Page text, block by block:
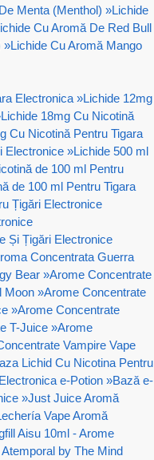
Menta (Menthol) »Lichide
Cu Aromă De Red Bull
»Lichide Cu Aromă Mango
Electronica »Lichide 12mg
Lichide 18mg Cu Nicotină
Cu Nicotină Pentru Tigara
Electronice »Lichide 500 ml
de 100 ml Pentru
de 100 ml Pentru Tigara
Țigări Electronice
Și Țigări Electronice
Concentrata Guerra
Bear »Arome Concentrate
Moon »Arome Concentrate
»Arome Concentrate
T-Juice »Arome
Vampire Vape
Lichid Cu Nicotina Pentru
e-Potion »Bază e-
»Just Juice Aromă
Vape Aromă
Aisu 10ml - Arome
Atemporal by The Mind